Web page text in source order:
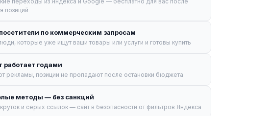
позиций
по коммерческим запросам
которые уже ищут ваши товары или услуги и готовы купить
работает годами
рекламы, позиции не пропадают после остановки бюджета
методы — без санкций
и серых ссылок — сайт в безопасности от фильтров Яндекса